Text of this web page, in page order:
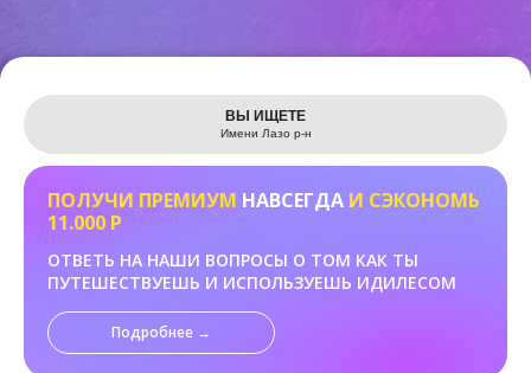
Leaflet
ВЫ ИЩЕТЕ
Имени Лазо р-н
ПОЛУЧИ ПРЕМИУМ НАВСЕГДА И СЭКОНОМЬ
11.000 Р
ОТВЕТЬ НА НАШИ ВОПРОСЫ О ТОМ КАК ТЫ
ПУТЕШЕСТВУЕШЬ И ИСПОЛЬЗУЕШЬ ИДИЛЕСОМ
Подробнее →